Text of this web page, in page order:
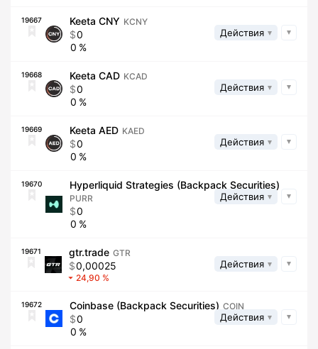
19667 Keeta CNY KCNY
0
0
Действия
19668 Keeta CAD KCAD
0
0
Действия
19669 Keeta AED KAED
0
0
Действия
19670 Hyperliquid Strategies (Backpack Securities)
PURR
0
0
Действия
19671 gtr.trade GTR
0,00025
24,90
Действия
19672 Coinbase (Backpack Securities) COIN
0
0
Действия